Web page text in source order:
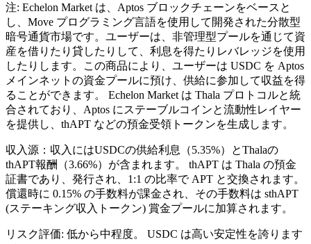
注: Echelon Market は、Aptos ブロックチェーンをベースと
し、Move プログラミング言語を使用して開発された分散型
暗号通貨市場です。ユーザーは、非管理型プールを通じて資
産を借りたり貸したりして、利息を得たりレバレッジを使用
したりします。この商品により、ユーザーは USDC を Aptos
メインネットの資金プールに預け、供給に参加して収益を得
ることができます。 Echelon Market は Thala プロトコルと統
合されており、Aptos にステーブルコインと流動性レイヤー
を提供し、thAPT などの預金受領トークンを生成します。
収入源：収入にはUSDCの供給利息（5.35%）とThalaの
thAPT報酬（3.66%）が含まれます。 thAPT は Thala の預金
証書であり、発行され、1:1 の比率で APT と交換されます。
償還時に 0.15% の手数料が課金され、その手数料は sthAPT
(ステーキング収入トークン) 賞金プールに加算されます。
リスク評価: 低から中程度。 USDC は高い安定性を誇ります